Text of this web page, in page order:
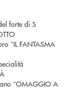
forte di S
“IL FANTASMA
“OMAGGIO A